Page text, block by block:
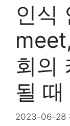
인식
회의
될
2023-06-28